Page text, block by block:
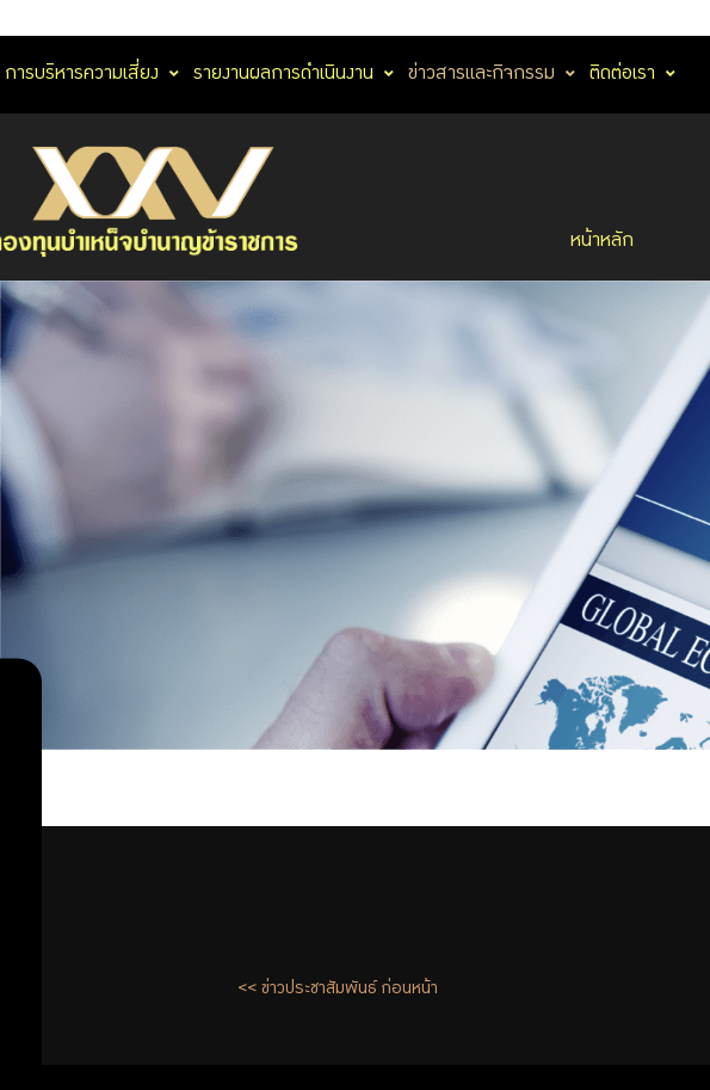
การบริหารความเสี่ยง รายงานผลการดำเนินงาน ข่าวสารและกิจกรรม ติดต่อเรา
หน้าหลัก
และ
กิจกรรม
ประชาสัมพันธ์
กิจกรรม กบข.
<< ข่าวประชาสัมพันธ์ ก่อนหน้า